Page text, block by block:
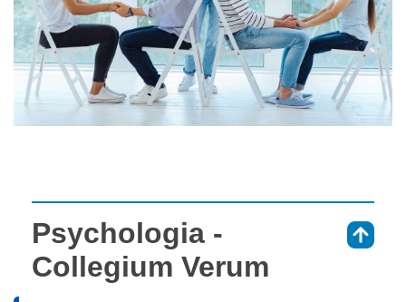
Psychologia -
Collegium Verum